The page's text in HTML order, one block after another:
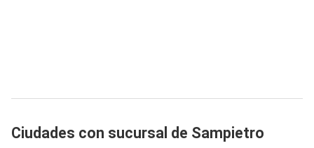
Ciudades con sucursal de Sampietro